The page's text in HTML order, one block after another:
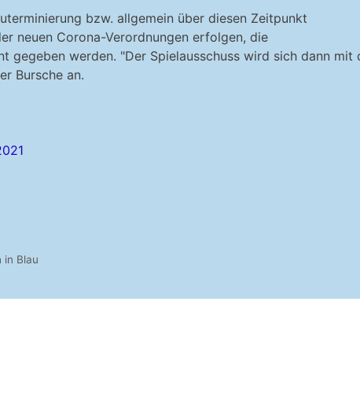
bzw. allgemein über diesen Zeitpunkt
neuen Corona-Verordnungen erfolgen, die
gegeben werden. "Der Spielausschuss wird sich dann
Bursche an.
in Blau